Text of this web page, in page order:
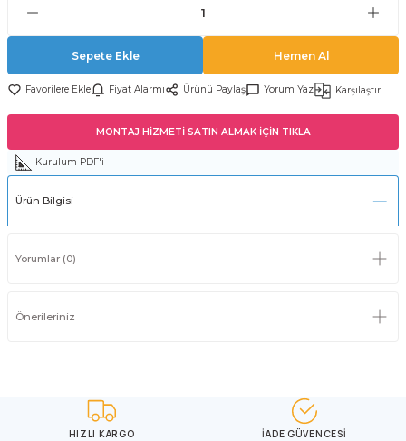
Sepete Ekle Hemen Al
Fiyat Alarmı Ürünü Paylaş Yorum Yaz Karşılaştır
MONTAJ HİZMETİ SATIN ALMAK İÇİN TIKLA
Kurulum PDF'i
Ürün Bilgisi
Yorumlar (0)
Önerileriniz
HIZLI KARGO İADE GÜVENCESİ